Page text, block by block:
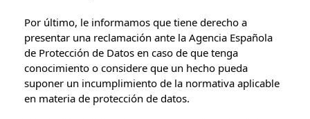
Por último, le informamos que tiene derecho a
presentar una reclamación ante la Agencia Española
de Protección de Datos en caso de que tenga
conocimiento o considere que un hecho pueda
suponer un incumplimiento de la normativa aplicable
en materia de protección de datos.